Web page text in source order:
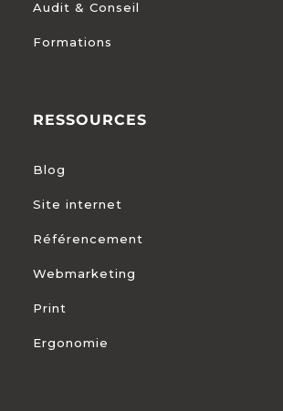
Audit & Conseil
Formations
RESSOURCES
Blog
Site internet
Référencement
Webmarketing
Print
Ergonomie